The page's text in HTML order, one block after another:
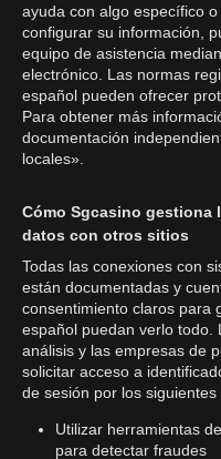
ayuda con algo específico
configurar su información,
equipo de asistencia
electrónico. Las normas
español pueden ofrecer
Para obtener más
documentación
locales».
Cómo Sgcasino gestiona
datos con otros sitios
Todas las conexiones con
están documentadas y
consentimiento claros para
español puedan verlo todo.
análisis y las empresas de
solicitar acceso a
de sesión por los siguientes
Utilizar herramientas
para detectar fraudes